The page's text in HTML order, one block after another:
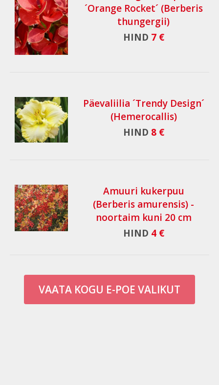
´Orange Rocket´ (Berberis
thungergii)
HIND 7 €
Päevaliilia ´Trendy Design´
(Hemerocallis)
HIND 8 €
Amuuri kukerpuu
(Berberis amurensis) -
noortaim kuni 20 cm
HIND 4 €
VAATA KOGU E-POE VALIKUT